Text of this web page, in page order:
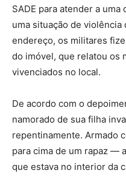
SADE para atender a
uma situação de violência
endereço, os militares
do imóvel, que relatou os
vivenciados no local.
De acordo com o
namorado de sua filha
repentinamente. Armado
para cima de um rapaz —
que estava no interior da